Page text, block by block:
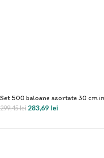
Set 500 baloane asortate 30 cm
299,45lei 283,69 lei